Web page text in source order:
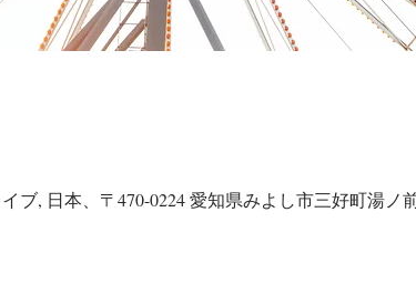
ブ, 日本、〒470-0224 愛知県みよし市三好町湯ノ